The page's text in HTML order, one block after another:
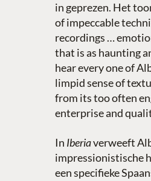
in geprezen. Het
of impeccable
recordings …
that is as haunting
hear every one of
limpid sense of
from its too often
enterprise and
In Iberiaverweeft
impressionistische
een specifieke